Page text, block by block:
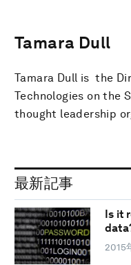
Tamara Dull
Tamara Dull is the
Technologies on the
thought leadership
最新記事
Is it
2015